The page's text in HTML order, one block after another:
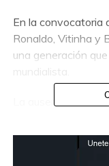
En la convocatoria
Ronaldo, Vitinha y
una generación
La ausencia de
expectativa de
destacado nivel